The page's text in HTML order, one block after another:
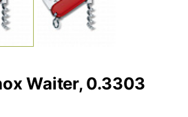
Waiter, 0.3303